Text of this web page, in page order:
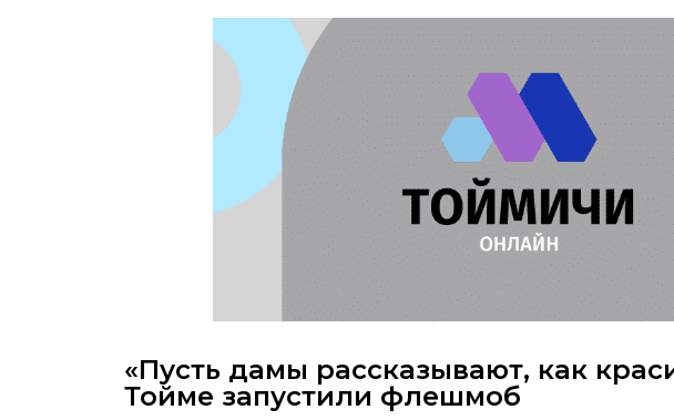
«Пусть дамы рассказывают, как
Тойме запустили флешмоб